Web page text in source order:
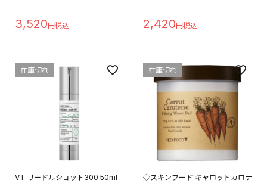
3,520 2,420
VT リードルショット300 50ml
在庫切れ
◇スキンフード キャロットカロテ
在庫切れ